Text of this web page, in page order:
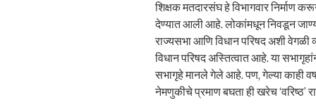
शिक्षक मतदारसंघ हे विभागवार निर्माण
देण्यात आली आहे. लोकांमधून निवडून
राज्यसभा आणि विधान परिषद अशी वेगळी
विधान परिषद अस्तित्वात आहे. या
सभागृहे मानले गेले आहे. पण, गेल्या काही
नेमणुकीचे प्रमाण बघता ही खरेच